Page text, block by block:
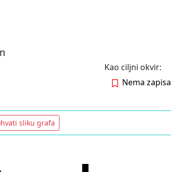
Kao ciljni okvir:
Nema zapisa
sliku grafa